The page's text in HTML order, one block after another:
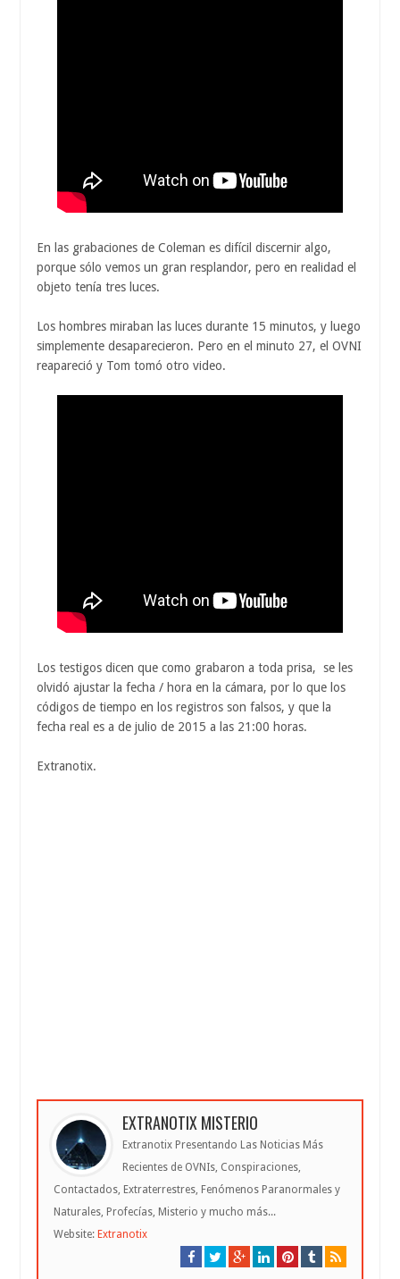
En las grabaciones de Coleman es difícil discernir algo,
porque sólo vemos un gran resplandor, pero en realidad el
objeto tenía tres luces.
Los hombres miraban las luces durante 15 minutos, y luego
simplemente desaparecieron. Pero en el minuto 27, el OVNI
reapareció y Tom tomó otro video.
Los testigos dicen que como grabaron a toda prisa, se les
olvidó ajustar la fecha / hora en la cámara, por lo que los
códigos de tiempo en los registros son falsos, y que la
fecha real es a de julio de 2015 a las 21:00 horas.
Extranotix.
EXTRANOTIX MISTERIO
Extranotix Presentando Las Noticias Más
Recientes de OVNIs, Conspiraciones,
Contactados, Extraterrestres, Fenómenos Paranormales y
Naturales, Profecías, Misterio y mucho más...
Website: Extranotix